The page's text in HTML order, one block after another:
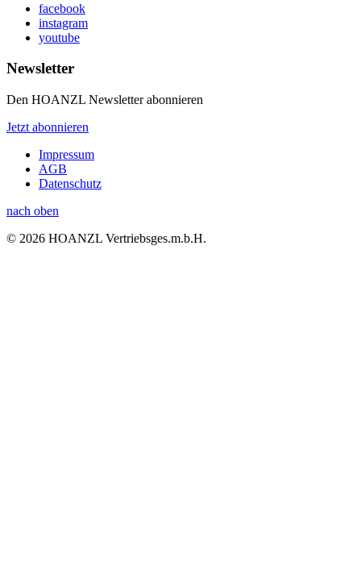
facebook
instagram
youtube
Newsletter
Den HOANZL Newsletter abonnieren
Jetzt abonnieren
Impressum
AGB
Datenschutz
nach oben
© 2026 HOANZL Vertriebsges.m.b.H.